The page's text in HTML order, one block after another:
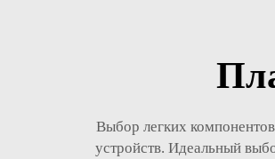
Выбор легких
устройств. Идеальный